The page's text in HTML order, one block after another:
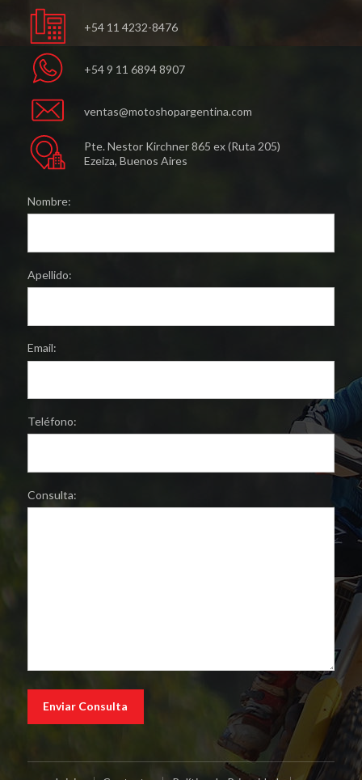
+54 11 4232-8476
+54 9 11 6894 8907
ventas@motoshopargentina.com
Pte. Nestor Kirchner 865 ex (Ruta 205)
Ezeiza, Buenos Aires
Nombre:
Apellido:
Email:
Teléfono:
Consulta: